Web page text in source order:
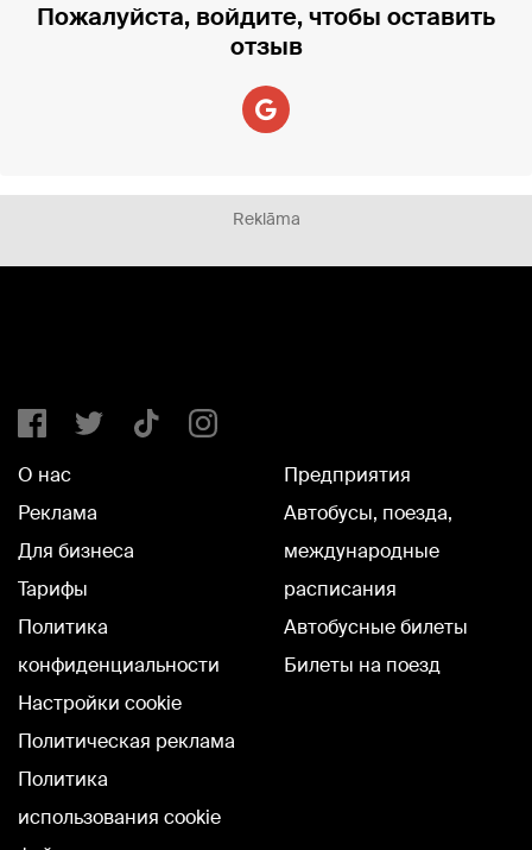
Пожалуйста, войдите, чтобы оставить
отзыв
Reklāma
О нас
Реклама
Для бизнеса
Тарифы
Политика
конфиденциальности
Настройки cookie
Политическая реклама
Политика
использования cookie
Предприятия
Автобусы, поезда,
международные
расписания
Автобусные билеты
Билеты на поезд